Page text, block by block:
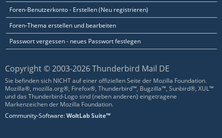
Foren-Benutzerkonto - Erstellen (Neu registrieren)
Foren-Thema erstellen und bearbeiten
Passwort vergessen - neues Passwort festlegen
Copyright © 2003-2026 Thunderbird Mail DE
Sie befinden sich NICHT auf einer offiziellen Seite der Mozilla Foundation.
Mozilla®, mozilla.org®, Firefox®, Thunderbird™, Bugzilla™, Sunbird®, XUL™
und das Thunderbird-Logo sind (neben anderen) eingetragene
Markenzeichen der Mozilla Foundation.
Community-Software:WoltLab Suite™